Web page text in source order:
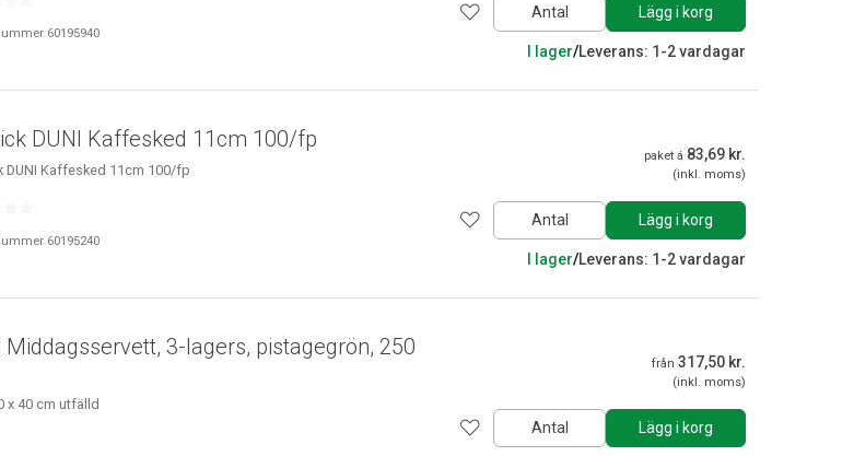
60195940
Antal Lägg i korg
I lager/Leverans: 1-2 vardagar
DUNI Kaffesked 11cm 100/fp
DUNI Kaffesked 11cm 100/fp
60195240
paket á 83,69 kr.
(inkl. moms)
Antal Lägg i korg
I lager/Leverans: 1-2 vardagar
Middagsservett, 3-lagers, pistagegrön, 250
x 40 cm utfälld
från 317,50 kr.
(inkl. moms)
Antal Lägg i korg